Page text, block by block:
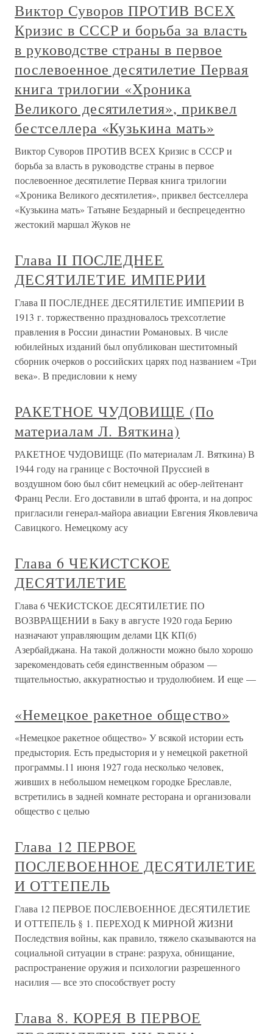
Виктор Суворов ПРОТИВ ВСЕХ
Кризис в СССР и борьба за власть
в руководстве страны в первое
послевоенное десятилетие Первая
книга трилогии «Хроника
Великого десятилетия», приквел
бестселлера «Кузькина мать»
Виктор Суворов ПРОТИВ ВСЕХ Кризис в СССР и
борьба за власть в руководстве страны в первое
послевоенное десятилетие Первая книга трилогии
«Хроника Великого десятилетия», приквел бестселлера
«Кузькина мать» Татьяне Бездарный и беспрецедентно
жестокий маршал Жуков не
Глава II ПОСЛЕДНЕЕ
ДЕСЯТИЛЕТИЕ ИМПЕРИИ
Глава II ПОСЛЕДНЕЕ ДЕСЯТИЛЕТИЕ ИМПЕРИИ В
1913 г. торжественно праздновалось трехсотлетие
правления в России династии Романовых. В числе
юбилейных изданий был опубликован шеститомный
сборник очерков о российских царях под названием «Три
века». В предисловии к нему
РАКЕТНОЕ ЧУДОВИЩЕ (По
материалам Л. Вяткина)
РАКЕТНОЕ ЧУДОВИЩЕ (По материалам Л. Вяткина) В
1944 году на границе с Восточной Пруссией в
воздушном бою был сбит немецкий ас обер-лейтенант
Франц Ресли. Его доставили в штаб фронта, и на допрос
пригласили генерал-майора авиации Евгения Яковлевича
Савицкого. Немецкому асу
Глава 6 ЧЕКИСТСКОЕ
ДЕСЯТИЛЕТИЕ
Глава 6 ЧЕКИСТСКОЕ ДЕСЯТИЛЕТИЕ ПО
ВОЗВРАЩЕНИИ в Баку в августе 1920 года Берию
назначают управляющим делами ЦК КП(б)
Азербайджана. На такой должности можно было хорошо
зарекомендовать себя единственным образом —
тщательностью, аккуратностью и трудолюбием. И еще —
«Немецкое ракетное общество»
«Немецкое ракетное общество» У всякой истории есть
предыстория. Есть предыстория и у немецкой ракетной
программы.11 июня 1927 года несколько человек,
живших в небольшом немецком городке Бреславле,
встретились в задней комнате ресторана и организовали
общество с целью
Глава 12 ПЕРВОЕ
ПОСЛЕВОЕННОЕ ДЕСЯТИЛЕТИЕ
И ОТТЕПЕЛЬ
Глава 12 ПЕРВОЕ ПОСЛЕВОЕННОЕ ДЕСЯТИЛЕТИЕ
И ОТТЕПЕЛЬ § 1. ПЕРЕХОД К МИРНОЙ ЖИЗНИ
Последствия войны, как правило, тяжело сказываются на
социальной ситуации в стране: разруха, обнищание,
распространение оружия и психологии разрешенного
насилия — все это способствует росту
Глава 8. КОРЕЯ В ПЕРВОЕ